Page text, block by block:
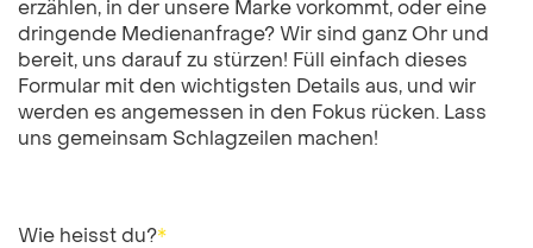
erzählen, in der unsere Marke vorkommt, oder eine
dringende Medienanfrage? Wir sind ganz Ohr und
bereit, uns darauf zu stürzen! Füll einfach dieses
Formular mit den wichtigsten Details aus, und wir
werden es angemessen in den Fokus rücken. Lass
uns gemeinsam Schlagzeilen machen!
Wie heisst du?*